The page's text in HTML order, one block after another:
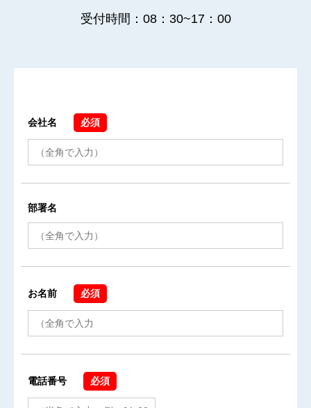
受付時間：08：30~17：00
会社名 必須
部署名
お名前 必須
電話番号 必須